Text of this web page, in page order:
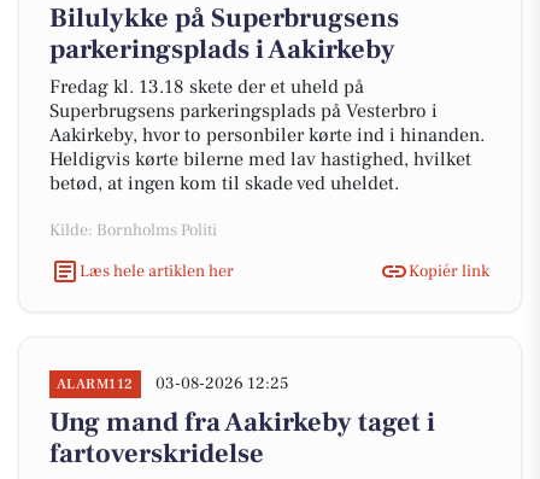
Bilulykke på Superbrugsens
parkeringsplads i Aakirkeby
Fredag kl. 13.18 skete der et uheld på
Superbrugsens parkeringsplads på Vesterbro i
Aakirkeby, hvor to personbiler kørte ind i hinanden.
Heldigvis kørte bilerne med lav hastighed, hvilket
betød, at ingen kom til skade ved uheldet.
Kilde: Bornholms Politi
Læs hele artiklen her
Kopiér link
ALARM112 03-08-2026 12:25
Ung mand fra Aakirkeby taget i
fartoverskridelse